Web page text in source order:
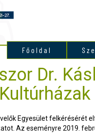
Főoldal
Dr.
Egyesület felkérésérét
Az eseményre 2019.